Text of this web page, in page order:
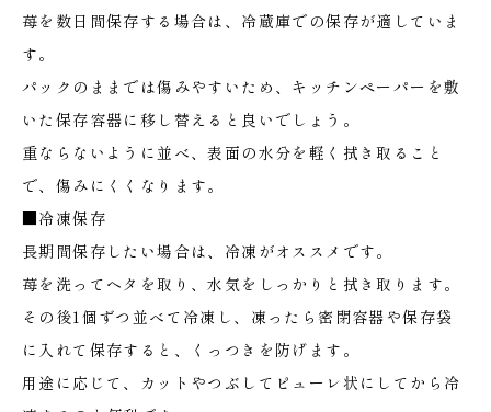
苺を数日間保存する場合は、冷蔵庫での保存が適していま
す。
パックのままでは傷みやすいため、キッチンペーパーを敷
いた保存容器に移し替えると良いでしょう。
重ならないように並べ、表面の水分を軽く拭き取ること
で、傷みにくくなります。
■冷凍保存
長期間保存したい場合は、冷凍がオススメです。
苺を洗ってヘタを取り、水気をしっかりと拭き取ります。
その後1個ずつ並べて冷凍し、凍ったら密閉容器や保存袋
に入れて保存すると、くっつきを防げます。
用途に応じて、カットやつぶしてピューレ状にしてから冷